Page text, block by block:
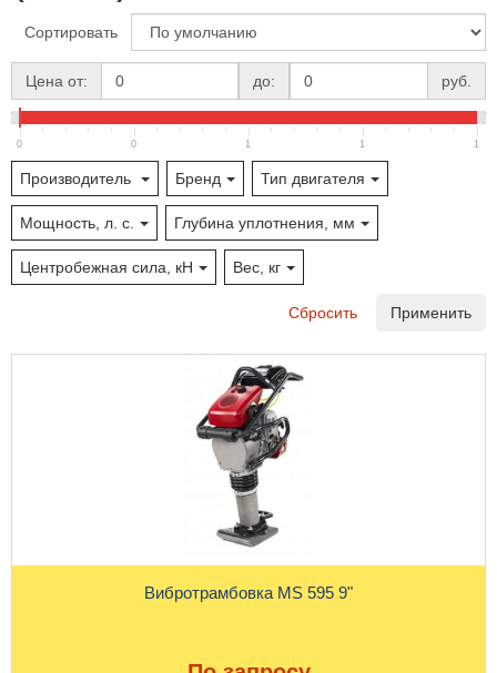
Сортировать
Цена от: до: руб.
0 0 1 1 1
Производитель Бренд Тип двигателя
Мощность, л. с. Глубина уплотнения, мм
Центробежная сила, кН Вес, кг
Сбросить Применить
Вибротрамбовка MS 595 9"